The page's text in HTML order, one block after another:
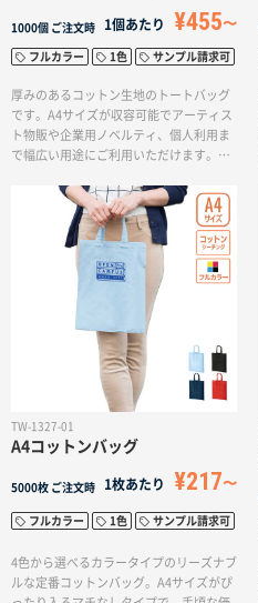
1000個 ご注文時 1個あたり ¥455
フルカラー 1色 サンプル請求可
厚みのあるコットン生地のトートバッグ
です。A4サイズが収容可能でアーティス
ト物販や企業用ノベルティ、個人利用ま
で幅広い用途にご利用いただけます。肩
もおすすめです。印刷方法も単色からフ
ルカラー印刷まで対応しており、お好み
のデザインでオリジナルトートバッグを
TW-1327-01
A4コットンバッグ
5000枚 ご注文時 1枚あたり ¥217
フルカラー 1色 サンプル請求可
4色から選べるカラータイプのリーズナブ
ルな定番コットンバッグ。A4サイズがぴ